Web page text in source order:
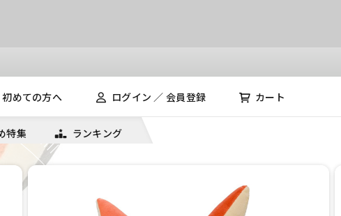
初めての方へ ログイン ／ 会員登録 カート
特集 ランキング